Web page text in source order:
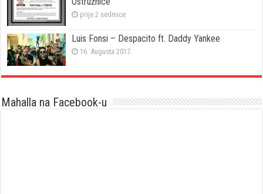
prije 2 sedmice
Luis Fonsi – Despacito ft. Daddy Yankee
16. Augusta 2017.
Mahalla na Facebook-u